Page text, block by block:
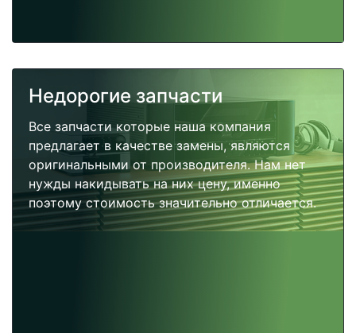
Недорогие запчасти
Все запчасти которые наша компания
предлагает в качестве замены, являются
оригинальными от производителя. Нам нет
нужды накидывать на них цену, именно
поэтому стоимость значительно отличается.